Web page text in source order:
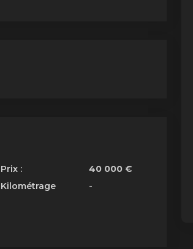
Prix :
40 000 €
Kilométrage
-